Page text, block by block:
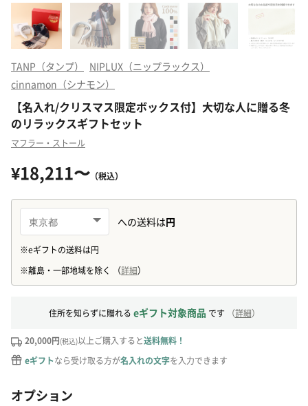
TANP（タンプ）
NIPLUX（ニップラックス）
cinnamon（シナモン）
【名入れ/クリスマス限定ボックス付】大切な人に贈る冬
のリラックスギフトセット
マフラー・ストール
¥18,211〜 （税込）
住所を知らずに贈れる eギフト対象商品 です （詳細）
20,000円(税込)以上ご購入すると送料無料！
eギフトなら受け取る方が名入れの文字を入力できます
オプション